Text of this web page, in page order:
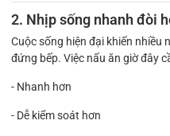
2. Nhịp sống nhanh đòi
Cuộc sống hiện đại khiến nhiều
đứng bếp. Việc nấu ăn giờ đây
- Nhanh hơn
- Dễ kiểm soát hơn